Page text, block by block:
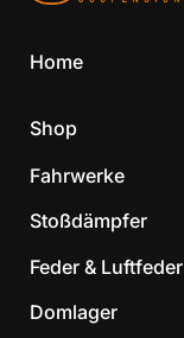
Home
Shop
Fahrwerke
Stoßdämpfer
Feder & Luftfeder
Domlager